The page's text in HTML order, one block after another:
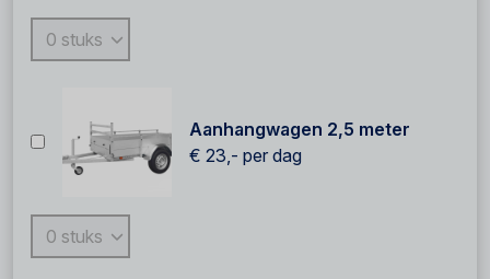
Aanhangwagen 2,5 meter
€ 23,- per dag